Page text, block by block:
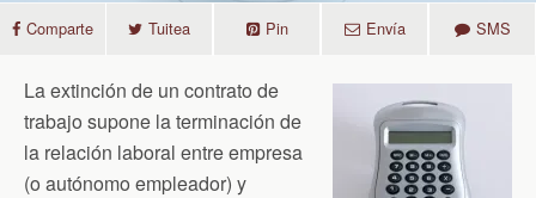
Comparte Tuitea Pin Envía SMS
La extinción de un contrato de
trabajo supone la terminación de
la relación laboral entre empresa
(o autónomo empleador) y